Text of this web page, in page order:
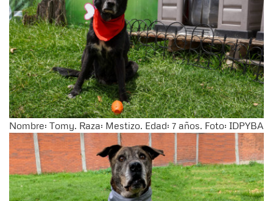
Nombre: Tomy. Raza: Mestizo. Edad: 7 años. Foto: IDPYBA